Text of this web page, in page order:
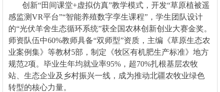
创新“田间课堂+虚拟仿真”教学模式，开发“草原植被遥
感监测VR平台”“智能养殖数字孪生课程”，学生团队设计
的“光伏羊舍生态循环系统”获全国农林创新创业大赛金奖。
师资队伍中60%教师具备“双师型”资质，主编《草原生态农
业案例集》等教材5部，制定《牧区有机肥生产标准》地方
规范2项。毕业生年均就业率95%，超70%扎根基层农牧
站、生态企业及乡村振兴一线，成为推动北疆农牧业绿色
转型的核心力量。